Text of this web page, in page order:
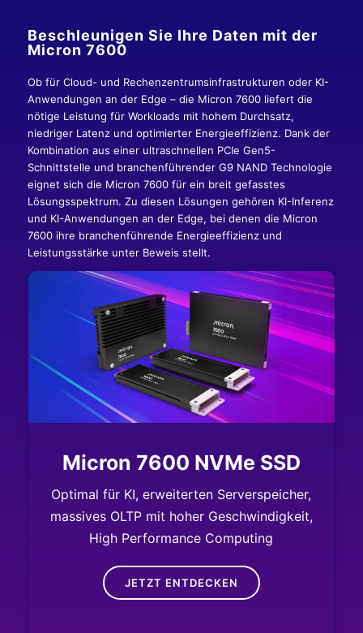
Beschleunigen Sie Ihre Daten mit der
Micron 7600
Ob für Cloud- und Rechenzentrumsinfrastrukturen oder KI-
Anwendungen an der Edge – die Micron 7600 liefert die
nötige Leistung für Workloads mit hohem Durchsatz,
niedriger Latenz und optimierter Energieeffizienz. Dank der
Kombination aus einer ultraschnellen PCIe Gen5-
Schnittstelle und branchenführender G9 NAND Technologie
eignet sich die Micron 7600 für ein breit gefasstes
Lösungsspektrum. Zu diesen Lösungen gehören KI-Inferenz
und KI-Anwendungen an der Edge, bei denen die Micron
7600 ihre branchenführende Energieeffizienz und
Leistungsstärke unter Beweis stellt.
Micron 7600 NVMe SSD
Optimal für KI, erweiterten Serverspeicher,
massives OLTP mit hoher Geschwindigkeit,
High Performance Computing
JETZT ENTDECKEN